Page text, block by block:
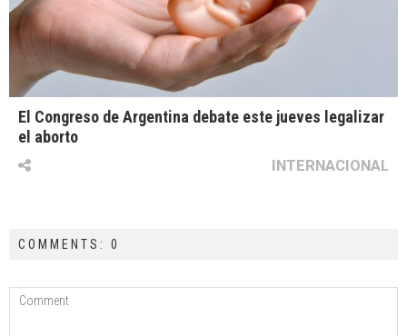
El Congreso de Argentina debate este jueves legalizar
el aborto
INTERNACIONAL
COMMENTS: 0